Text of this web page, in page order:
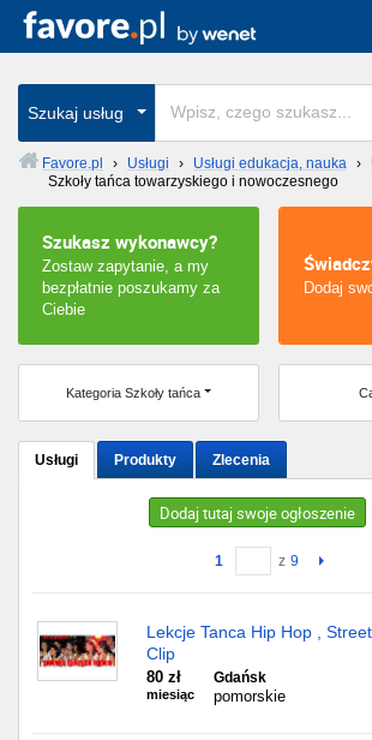
Szukaj usług
Favore.pl › Usługi › Usługi edukacja, nauka ›
Szkoły tańca towarzyskiego i nowoczesnego
Szukasz wykonawcy?
Zostaw zapytanie, a my
bezpłatnie poszukamy za
Ciebie
Dodaj
Kategoria Szkoły tańca
Usługi Produkty Zlecenia
Dodaj tutaj swoje ogłoszenie
1 z 9
Lekcje Tanca Hip Hop ,
Clip
80 zł
miesiąc
Gdańsk
pomorskie
Cała Polska
wszystkie w całym kraju
Wrocław
Kraków
Poznań
Łódź
Katowice
Chorzów